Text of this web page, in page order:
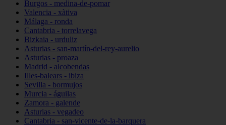
Burgos - medina-de-pomar
Valencia - xàtiva
Málaga - ronda
Cantabria - torrelavega
Bizkaia - urduliz
Asturias - san-martín-del-rey-aurelio
Asturias - proaza
Madrid - alcobendas
Illes-balears - ibiza
Sevilla - bormujos
Murcia - águilas
Zamora - galende
Asturias - vegadeo
Cantabria - san-vicente-de-la-barquera